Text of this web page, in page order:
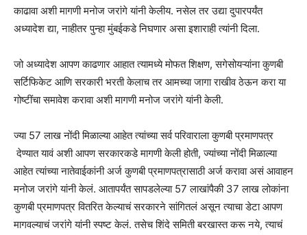
काढावा अशी मागणी मनोज जरांगे यांनी केलीय. नसेल तर उद्या दुपारपर्यंत
अध्यादेश द्या, नाहीतर पुन्हा मुंबईकडे निघणार असा इशाराही त्यांनी दिला.
जो अध्यादेश आपण काढणार आहात त्यामध्ये मोफत शिक्षण, सगेसोयऱ्यांना कुणबी
सर्टिफिकेट आणि सरकारी भरती केलाच तर आमच्या जागा राखीव ठेऊन करा या
गोष्टींचा समावेश करावा अशी मागणी मनोज जरांगे यांनी केली.
ज्या 57 लाख नोंदी मिळाल्या आहेत त्यांच्या सर्व परिवाराला कुणबी प्रमाणपत्र
देण्यात यावं अशी आपण सरकारकडे मागणी केली होती, ज्यांच्या नोंदी मिळाल्या
आहेत त्यांच्या नातेवाईकांनी अर्ज कुणबी प्रमाणपत्रासाठी अर्ज करावा असं आवाहन
मनोज जरांगे यांनी केलं. आतापर्यंत सापडलेल्या 57 लाखांपैकी 37 लाख लोकांना
कुणबी प्रमाणपत्र वितरित केल्याचं सरकारने सांगितलं असून त्याचा डेटा आपण
मागवल्याचं जरांगे यांनी स्पष्ट केलं. तसेच शिंदे समिती बरखास्त करू नये, त्याचं